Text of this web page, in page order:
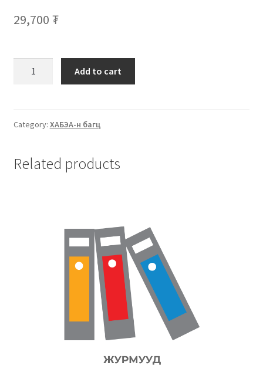
29,700 ₮
Add to cart
Category: ХАБЭА-н багц
Related products